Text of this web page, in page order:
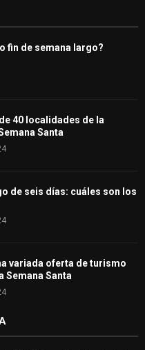
fin de semana largo?
40 localidades de la
Santa
de seis días: cuáles son los
variada oferta de turismo
Semana Santa